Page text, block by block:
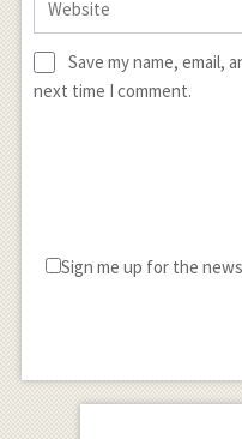
Save my name, email,
next time I comment.
Sign me up for the